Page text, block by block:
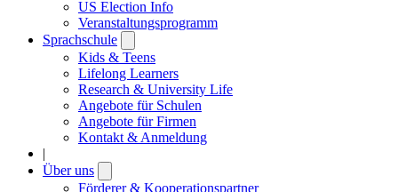
US Election Info
Veranstaltungsprogramm
Sprachschule
submenu
Kids & Teens
Lifelong Learners
Research & University Life
Angebote für Schulen
Angebote für Firmen
Kontakt & Anmeldung
|
Über uns
submenu
Förderer & Kooperationspartner